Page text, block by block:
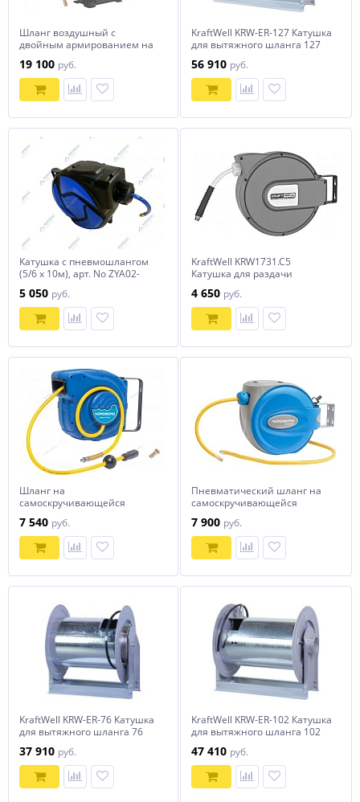
Шланг воздушный c
двойным армированием на
гибридный PVC диам.
12,5х19мм, 15 м NORDBERG
HR1215HPVC
19 100 руб.
KraftWell KRW-ER-127 Катушка
для вытяжного шланга 127
56 910 руб.
Катушка с пневмошлангом
(5/6 х 10м), арт. No ZYA02-
5 050 руб.
KraftWell KRW1731.C5
Катушка для раздачи
пластиковая
4 650 руб.
Шланг на
самоскручивающейся
7 540 руб.
Пневматический шланг на
самоскручивающейся
HR1015HPVC
7 900 руб.
KraftWell KRW-ER-76 Катушка
для вытяжного шланга 76
37 910 руб.
KraftWell KRW-ER-102 Катушка
для вытяжного шланга 102
47 410 руб.